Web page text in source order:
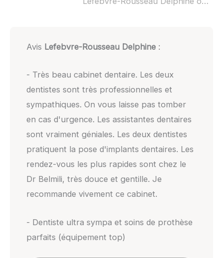
Avis Lefebvre-Rousseau Delphine:
- Très beau cabinet dentaire. Les deux
dentistes sont très professionnelles et
sympathiques. On vous laisse pas tomber
en cas d'urgence. Les assistantes dentaires
sont vraiment géniales. Les deux dentistes
pratiquent la pose d'implants dentaires. Les
rendez-vous les plus rapides sont chez le
Dr Belmili, très douce et gentille. Je
recommande vivement ce cabinet.
- Dentiste ultra sympa et soins de prothèse
parfaits (équipement top)